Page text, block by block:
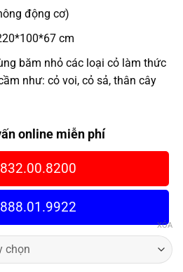
động cơ)
cm
băm nhỏ các loại cỏ làm thức
như: cỏ voi, cỏ sả, thân cây
online miễn phí
XÓA